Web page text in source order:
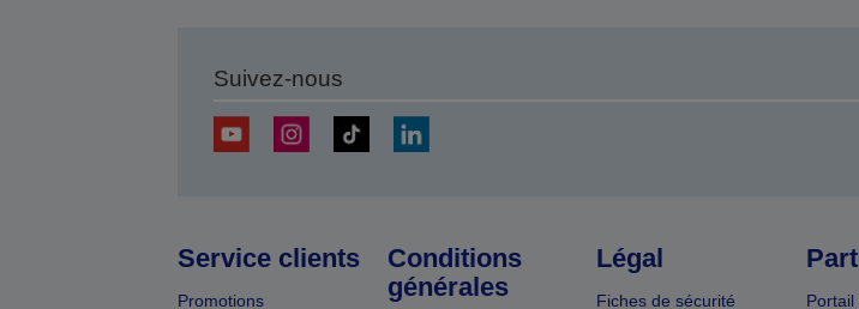
Suivez-nous
Service clients
Promotions
Conditions
générales
Légal
Fiches de sécurité Portail